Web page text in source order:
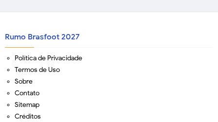
Rumo Brasfoot 2027
Política de Privacidade
Termos de Uso
Sobre
Contato
Sitemap
Créditos